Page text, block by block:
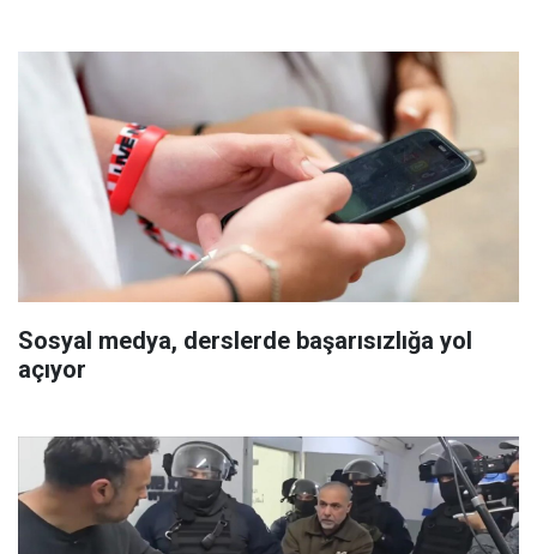
Sosyal medya, derslerde başarısızlığa yol
açıyor